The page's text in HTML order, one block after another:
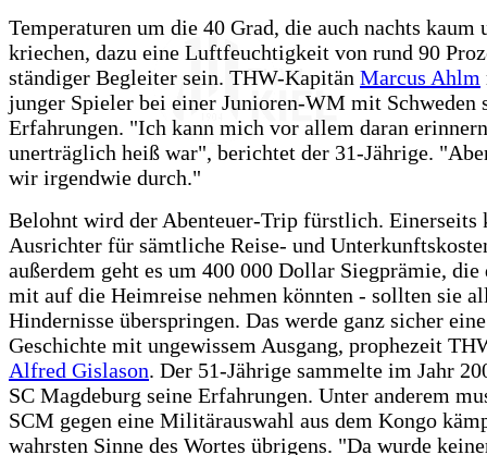
Temperaturen um die 40 Grad, die auch nachts kaum
kriechen, dazu eine Luftfeuchtigkeit von rund 90
ständiger Begleiter sein. THW-Kapitän Marcus Ahlm
junger Spieler bei einer Junioren-WM mit Schweden
Erfahrungen. "Ich kann mich vor allem daran
unerträglich heiß war", berichtet der 31-Jährige.
wir irgendwie durch."
Belohnt wird der Abenteuer-Trip fürstlich. Einerseits
Ausrichter für sämtliche Reise- und
außerdem geht es um 400 000 Dollar Siegprämie,
mit auf die Heimreise nehmen könnten - sollten sie
Hindernisse überspringen. Das werde ganz sicher
Geschichte mit ungewissem Ausgang, prophezeit
Alfred Gislason. Der 51-Jährige sammelte im Jahr
SC Magdeburg seine Erfahrungen. Unter anderem
SCM gegen eine Militärauswahl aus dem Kongo
wahrsten Sinne des Wortes übrigens. "Da wurde